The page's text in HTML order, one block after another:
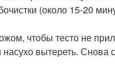
(около 15-20
чтобы тесто не
вытереть. Снова